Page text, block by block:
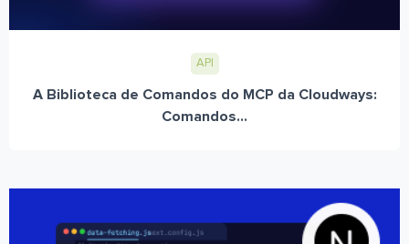
API
A Biblioteca de Comandos do MCP da Cloudways:
Comandos...